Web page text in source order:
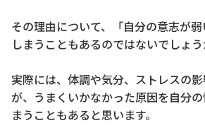
その理由について、「自分の意志が
しまうこともあるのではないでしょう
実際には、体調や気分、ストレスの
が、うまくいかなかった原因を自分
まうこともあると思います。